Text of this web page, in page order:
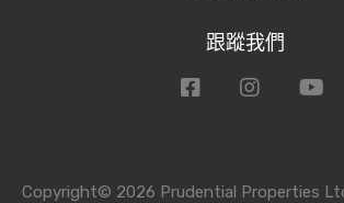
跟蹤我們
Copyright© 2026 Prudential Properties